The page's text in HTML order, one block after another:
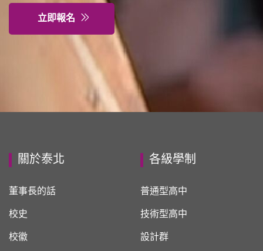
立即報名
關於泰北
董事長的話
校史
校徽
各級學制
普通型高中
技術型高中
設計群